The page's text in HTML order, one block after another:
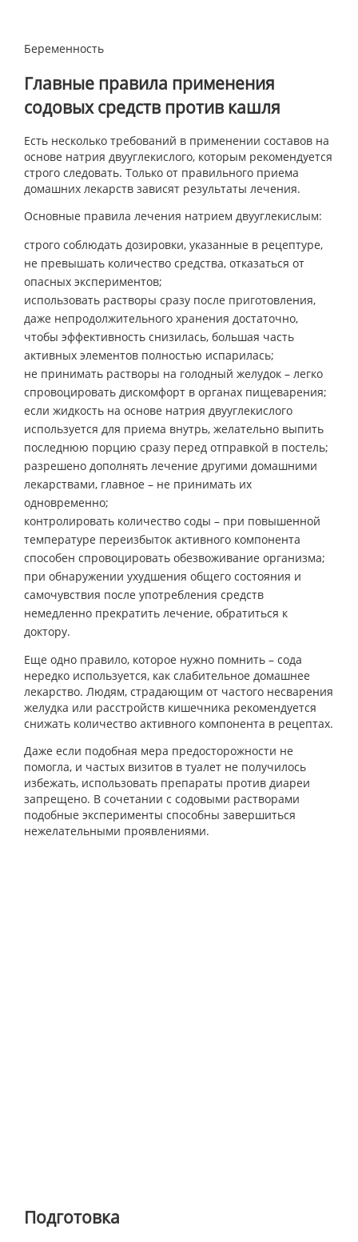
Беременность
Главные правила применения
содовых средств против кашля
Есть несколько требований в применении составов на
основе натрия двууглекислого, которым рекомендуется
строго следовать. Только от правильного приема
домашних лекарств зависят результаты лечения.
Основные правила лечения натрием двууглекислым:
строго соблюдать дозировки, указанные в рецептуре,
не превышать количество средства, отказаться от
опасных экспериментов;
использовать растворы сразу после приготовления,
даже непродолжительного хранения достаточно,
чтобы эффективность снизилась, большая часть
активных элементов полностью испарилась;
не принимать растворы на голодный желудок – легко
спровоцировать дискомфорт в органах пищеварения;
если жидкость на основе натрия двууглекислого
используется для приема внутрь, желательно выпить
последнюю порцию сразу перед отправкой в постель;
разрешено дополнять лечение другими домашними
лекарствами, главное – не принимать их
одновременно;
контролировать количество соды – при повышенной
температуре переизбыток активного компонента
способен спровоцировать обезвоживание организма;
при обнаружении ухудшения общего состояния и
самочувствия после употребления средств
немедленно прекратить лечение, обратиться к
доктору.
Еще одно правило, которое нужно помнить – сода
нередко используется, как слабительное домашнее
лекарство. Людям, страдающим от частого несварения
желудка или расстройств кишечника рекомендуется
снижать количество активного компонента в рецептах.
Даже если подобная мера предосторожности не
помогла, и частых визитов в туалет не получилось
избежать, использовать препараты против диареи
запрещено. В сочетании с содовыми растворами
подобные эксперименты способны завершиться
нежелательными проявлениями.
Подготовка